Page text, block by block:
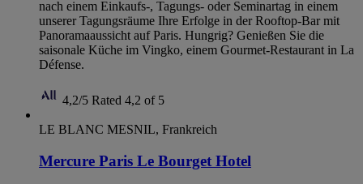
nach einem Einkaufs-, Tagungs- oder Seminartag in einem
unserer Tagungsräume Ihre Erfolge in der Rooftop-Bar mit
Panoramaaussicht auf Paris. Hungrig? Genießen Sie die
saisonale Küche im Vingko, einem Gourmet-Restaurant in La
Défense.
4,2/5 Rated 4,2 of 5
LE BLANC MESNIL, Frankreich
Mercure Paris Le Bourget Hotel